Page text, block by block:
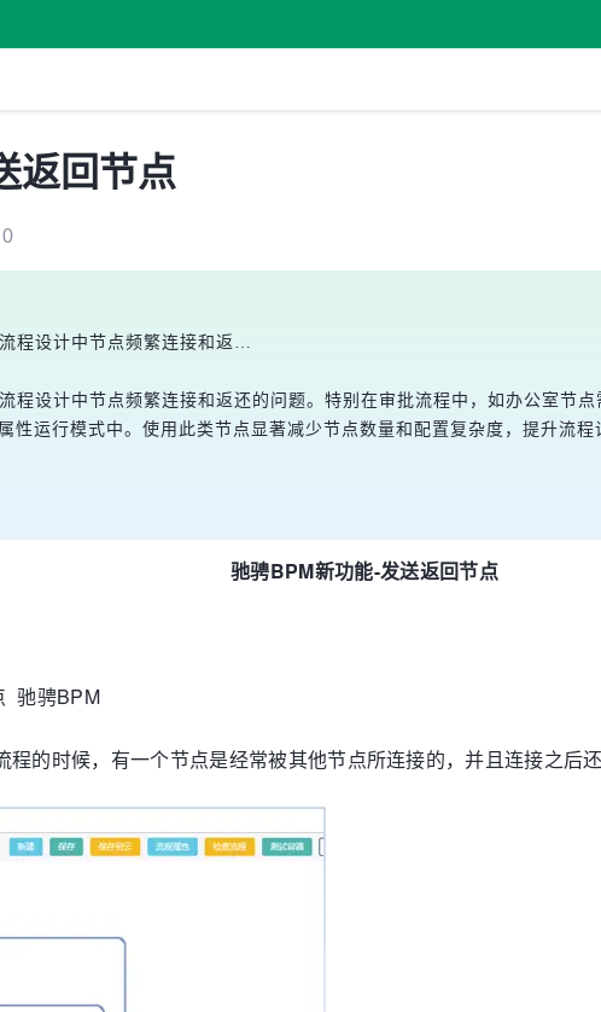
返回节点
0
程设计中节点频繁连接和返…
程设计中节点频繁连接和返还的问题。特别在审批流程中，如办公室节
性运行模式中。使用此类节点显著减少节点数量和配置复杂度，提升流程
驰骋BPM新功能-发送返回节点
驰骋BPM
的时候，有一个节点是经常被其他节点所连接的，并且连接之后